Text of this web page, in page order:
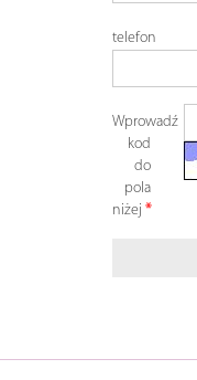
telefon
Wprowadź
kod
do
pola
niżej